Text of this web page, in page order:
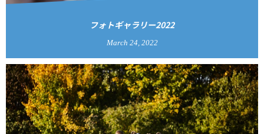
フォトギャラリー2022
March 24, 2022